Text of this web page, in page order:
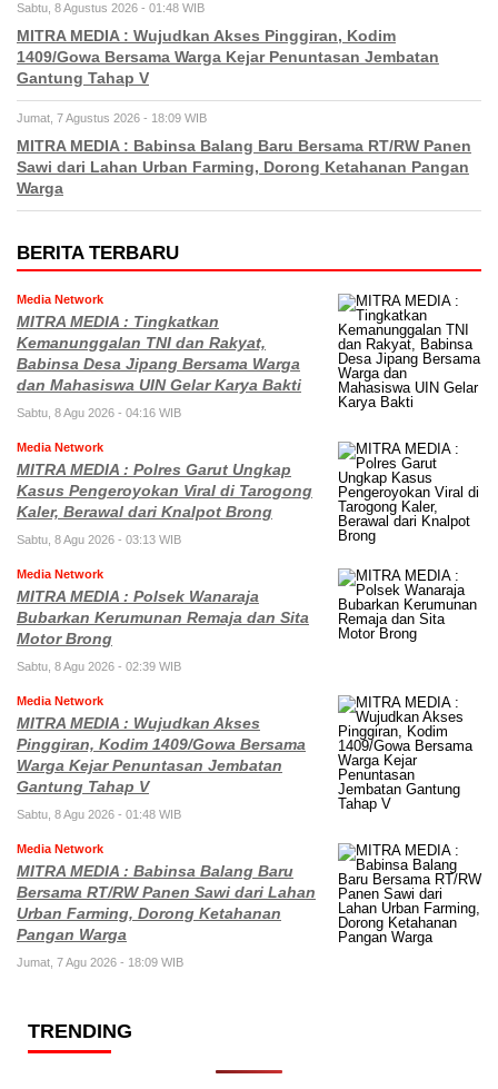
Sabtu, 8 Agustus 2026 - 01:48 WIB
MITRA MEDIA : Wujudkan Akses Pinggiran, Kodim
1409/Gowa Bersama Warga Kejar Penuntasan Jembatan
Gantung Tahap V
Jumat, 7 Agustus 2026 - 18:09 WIB
MITRA MEDIA : Babinsa Balang Baru Bersama RT/RW Panen
Sawi dari Lahan Urban Farming, Dorong Ketahanan Pangan
Warga
BERITA TERBARU
Media Network
MITRA MEDIA : Tingkatkan
Kemanunggalan TNI dan Rakyat,
Babinsa Desa Jipang Bersama Warga
dan Mahasiswa UIN Gelar Karya Bakti
Sabtu, 8 Agu 2026 - 04:16 WIB
Media Network
MITRA MEDIA : Polres Garut Ungkap
Kasus Pengeroyokan Viral di Tarogong
Kaler, Berawal dari Knalpot Brong
Sabtu, 8 Agu 2026 - 03:13 WIB
Media Network
MITRA MEDIA : Polsek Wanaraja
Bubarkan Kerumunan Remaja dan Sita
Motor Brong
Sabtu, 8 Agu 2026 - 02:39 WIB
Media Network
MITRA MEDIA : Wujudkan Akses
Pinggiran, Kodim 1409/Gowa Bersama
Warga Kejar Penuntasan Jembatan
Gantung Tahap V
Sabtu, 8 Agu 2026 - 01:48 WIB
Media Network
MITRA MEDIA : Babinsa Balang Baru
Bersama RT/RW Panen Sawi dari Lahan
Urban Farming, Dorong Ketahanan
Pangan Warga
Jumat, 7 Agu 2026 - 18:09 WIB
TRENDING